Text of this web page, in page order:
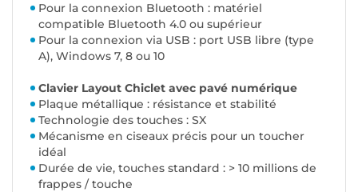
Pour la connexion Bluetooth : matériel
compatible Bluetooth 4.0 ou supérieur
Pour la connexion via USB : port USB libre (type
A), Windows 7, 8 ou 10
Clavier Layout Chiclet avec pavé numérique
Plaque métallique : résistance et stabilité
Technologie des touches : SX
Mécanisme en ciseaux précis pour un toucher
idéal
Durée de vie, touches standard : > 10 millions de
frappes / touche